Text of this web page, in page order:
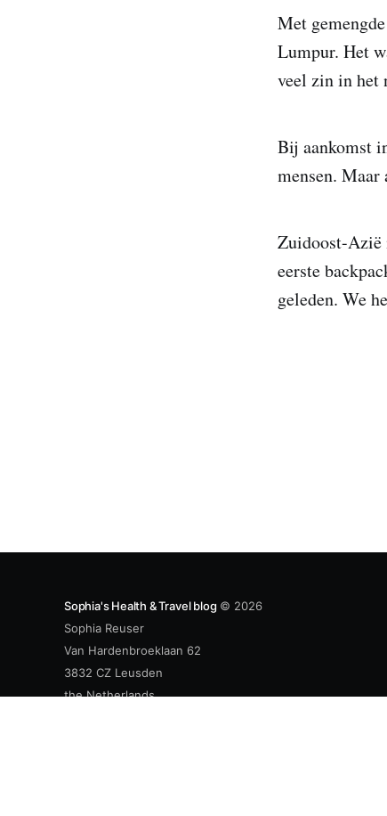
Met
Lumpur. Het
veel zin in het
Bij aankomst
mensen.
Zuidoost-Azië
eerste
geleden. We
Sophia's Health & Travel blog© 2026
Sophia Reuser
Van Hardenbroeklaan 62
3832 CZ Leusden
the Netherlands